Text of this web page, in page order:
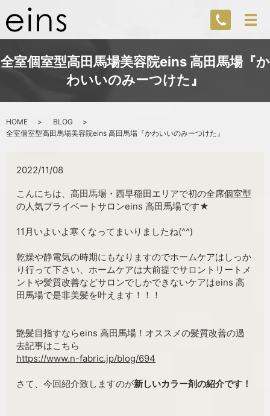
全室個室型高田馬場美容院eins 高田馬場『か
わいいのみーつけた』
HOME
BLOG
全室個室型高田馬場美容院eins 高田馬場『かわいいのみーつけた』
2022/11/08
こんにちは、高田馬場・西早稲田エリアで初の全席個室型
の人気プライベートサロンeins 高田馬場です★
11月いよいよ寒くなってまいりましたね(^^)
乾燥や静電気の時期にもなりますのでホームケアはしっか
り行って下さい、ホームケアは大前提でサロントリートメ
ントや髪質改善などサロンでしかできないケアはeins 高
田馬場で是非美髪を叶えます！！！
艶髪目指すならeins 高田馬場！オススメの髪質改善の過
去記事はこちら
https://www.n-fabric.jp/blog/694
さて、今回紹介致しますのが新しいカラー剤の紹介です！